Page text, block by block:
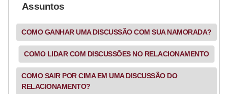
Assuntos
COMO GANHAR UMA DISCUSSÃO COM SUA NAMORADA?
COMO LIDAR COM DISCUSSÕES NO RELACIONAMENTO
COMO SAIR POR CIMA EM UMA DISCUSSÃO DO
RELACIONAMENTO?